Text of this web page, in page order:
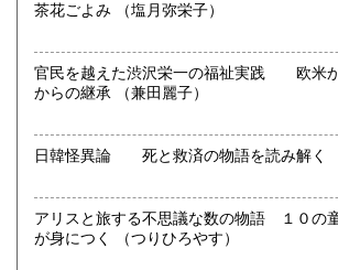
取り扱い分野
趣味、古書一般（その他）
茶花ごよみ （塩月弥栄子）
官民を越えた渋沢栄一の福祉実践 欧米
からの継承 （兼田麗子）
日韓怪異論 死と救済の物語を読み解く
アリスと旅する不思議な数の物語 １０の
が身につく （つりひろやす）